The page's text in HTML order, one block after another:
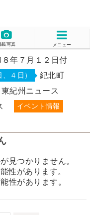
載写真 メニュー
年７月１２日付
４日） 紀北町
紀州ニュース
イベント情報
見つかりません。
性があります。
性があります。